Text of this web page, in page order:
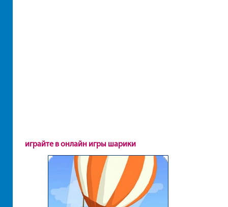
играйте в онлайн игры шарики